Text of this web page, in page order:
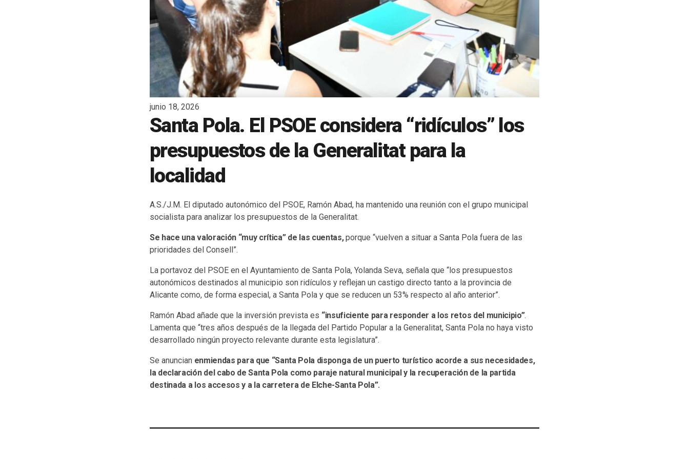
junio 18, 2026
Santa Pola. El PSOE considera “ridículos” los
presupuestos de la Generalitat para la
localidad
A.S./J.M. El diputado autonómico del PSOE, Ramón Abad, ha mantenido una reunión con el grupo municipal
socialista para analizar los presupuestos de la Generalitat.
Se hace una valoración “muy crítica” de las cuentas,porque “vuelven a situar a Santa Pola fuera de las
prioridades del Consell”.
La portavoz del PSOE en el Ayuntamiento de Santa Pola, Yolanda Seva, señala que “los presupuestos
autonómicos destinados al municipio son ridículos y reflejan un castigo directo tanto a la provincia de
Alicante como, de forma especial, a Santa Pola y que se reducen un 53% respecto al año anterior”.
Ramón Abad añade que la inversión prevista es “insuficiente para responder a los retos del municipio”.
Lamenta que “tres años después de la llegada del Partido Popular a la Generalitat, Santa Pola no haya visto
desarrollado ningún proyecto relevante durante esta legislatura”.
Se anuncian enmiendas para que “Santa Pola disponga de un puerto turístico acorde a sus necesidades,
la declaración del cabo de Santa Pola como paraje natural municipal y la recuperación de la partida
destinada a los accesos y a la carretera de Elche-Santa Pola”.